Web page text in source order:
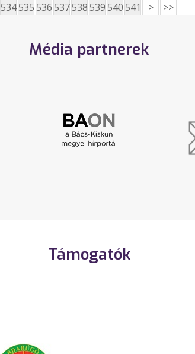
534535536537538539540541 > >>
Média partnerek
Támogatók